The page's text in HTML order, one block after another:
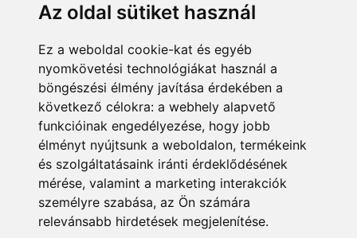
Az oldal sütiket használ
Ez a weboldal cookie-kat és egyéb
nyomkövetési technológiákat használ a
böngészési élmény javítása érdekében a
következő célokra: a webhely alapvető
funkcióinak engedélyezése, hogy jobb
élményt nyújtsunk a weboldalon, termékeink
és szolgáltatásaink iránti érdeklődésének
mérése, valamint a marketing interakciók
személyre szabása, az Ön számára
relevánsabb hirdetések megjelenítése.